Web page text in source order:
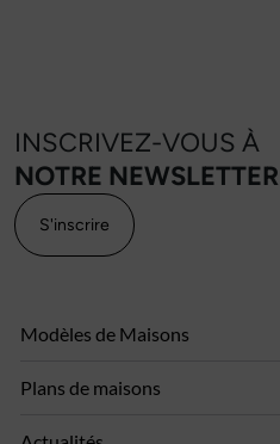
INSCRIVEZ-VOUS À
NOTRE
S'inscrire
Modèles de Maisons
Plans de maisons